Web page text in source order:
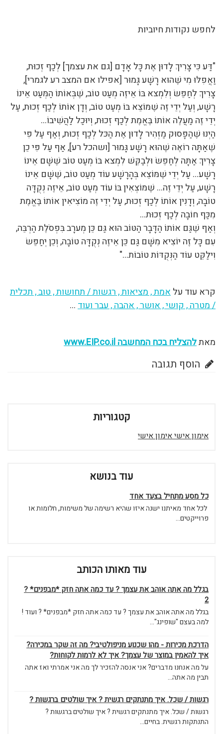
לחפש נקודות חיוביות
"דַּע כִּי צָרִיךְ לָדוּן אֶת כָּל אָדָם [גם את עצמך] לְכַף זְכוּת,
וַאֲפִלּוּ מִי שֶׁהוּא רָשָׁע גָּמוּר [אפילו אם המצב רע לגמרי],
צָרִיךְ לְחַפֵּשׂ וְלִמְצא בּוֹ אֵיזֶה מְעַט טוֹב, שֶׁבְּאוֹתוֹ הַמְּעַט אֵינוֹ
רָשָׁע, וְעַל יְדֵי זֶה שֶׁמּוֹצֵא בּוֹ מְעַט טוֹב, וְדָן אוֹתוֹ לְכַף זְכוּת, עַל
יְדֵי זֶה מַעֲלֶה אוֹתוֹ בֶּאֱמֶת לְכַף זְכוּת, וְיוּכַל לַהֲשִׁיבוֹ…
הַיְנוּ שֶׁהַפָּסוּק מַזְהִיר לָדוּן אֶת הַכּל לְכַף זְכוּת, וְאַף עַל פִּי
שֶׁאַתָּה רוֹאֶה שֶׁהוּא רָשָׁע גָּמוּר [ושהכל רע], אַף עַל פִּי כֵן
צָרִיךְ אַתָּה לְחַפֵּשׂ וּלְבַקֵּשׁ לִמְצא בּוֹ מְעַט טוֹב שֶׁשָּׁם אֵינוֹ
רָשָׁע… עַל יְדֵי שֶׁמּוֹצֵא בְּהָרָשָׁע עוֹד מְעַט טוֹב, שֶׁשָּׁם אֵינוֹ
רָשָׁע, עַל יְדֵי זֶה… שֶׁמּוֹצְאִין בּוֹ עוֹד מְעַט טוֹב, אֵיזֶה נְקֻדָּה
טוֹבָה, וְדָנִין אוֹתוֹ לְכַף זְכוּת, עַל יְדֵי זֶה מוֹצִיאִין אוֹתוֹ בֶּאֱמֶת
מִכַּף חוֹבָה לְכַף זְכוּת…
וְאַף שֶׁגַּם אוֹתוֹ הַדָּבָר הַטּוֹב הוּא גַּם כֵּן מְערָב בִּפְסֹלֶת הַרְבֵּה,
עִם כָּל זֶה יוֹצִיא מִשָּׁם גַּם כֵּן אֵיזֶה נְקֻדָּה טוֹבָה, וְכֵן יְחַפֵּשׂ
וִילַקֵּט עוֹד הַנְּקֻדּוֹת טוֹבוֹת…"
קרא עוד עלאמת , מציאות , רגשות / תחושות , טוב , תכלית
/ מטרה , קושי , אושר , אהבה , עבר ועוד…
מאתלהצליח בכח המחשבה www.EIP.co.il
הוסף תגובה
קטגוריות
אימון אישי אימון אישי
עוד בנושא
כל מסע מתחיל בצעד אחד
לכל אחד מאיתנו ישנה איזו שהיא רשימה של משימות, חלומות או
פרוייקטים...
עוד מאותו הכותב
בגלל מה אתה אוהב את עצמך ? עד כמה אתה חזק *מבפנים* ?
2
בגלל מה אתה אוהב את עצמך ? עד כמה אתה חזק *מבפנים* ? ועוד !
למה בעצם "שופינג"...
הדרכת מכירות - מהו שכנוע מניפולטיבי? מה זה שקר במכירה?
איך להאמין במוצר של עצמך? איך לא לרמות לקוחות?
על מה אנחנו מדברים? אני אנסה להזכיר לך מה אני אמרתי ואז אתה
תבין מה אתה...
רגשות / שכל. איך מתנתקים רגשית ? איך שולטים ברגשות ?
רגשות / שכל. איך מתנתקים רגשית ? איך שולטים ברגשות ?
התנתקות רגשית. בחיים...